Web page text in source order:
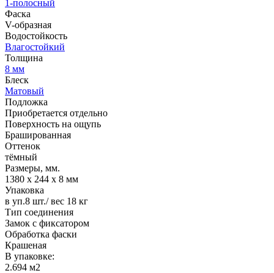
1-полосный
Фаска
V-образная
Водостойкость
Влагостойкий
Толщина
8 мм
Блеск
Матовый
Подложка
Приобретается отдельно
Поверхность на ощупь
Брашированная
Оттенок
тёмный
Размеры, мм.
1380 х 244 х 8 мм
Упаковка
в уп.8 шт./ вес 18 кг
Тип соединения
Замок с фиксатором
Обработка фаски
Крашеная
В упаковке:
2.694 м2